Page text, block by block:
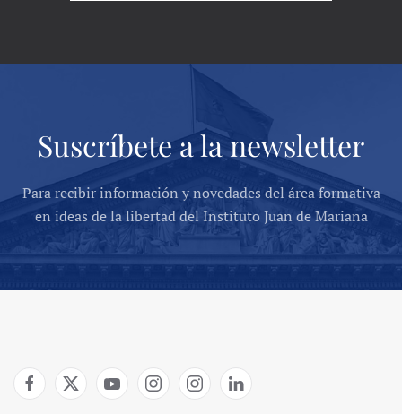
Suscríbete a la newsletter
Para recibir información y novedades del área formativa
en ideas de la libertad del Instituto Juan de Mariana